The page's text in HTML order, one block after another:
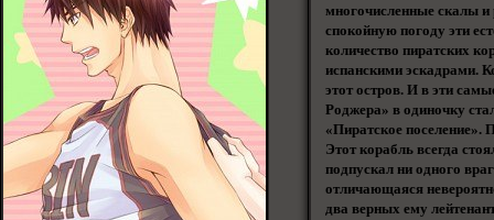
многочисленные скалы
спокойную погоду эти
количество пиратских
испанскими эскадрами.
этот остров. И в эти
Роджера» в одиночку
«Пиратское поселение».
Этот корабль всегда
подпускал ни одного
отличающаяся
два верных ему